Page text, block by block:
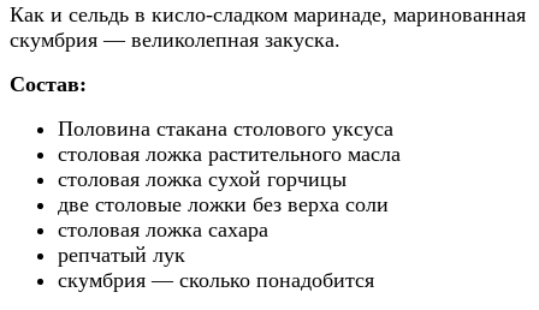
Как и сельдь в кисло-сладком маринаде, маринованная
скумбрия — великолепная закуска.
Состав:
Половина стакана столового уксуса
столовая ложка растительного масла
столовая ложка сухой горчицы
две столовые ложки без верха соли
столовая ложка сахара
репчатый лук
скумбрия — сколько понадобится